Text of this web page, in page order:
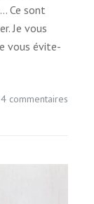
Ce sont
Je vous
vous évi­te­
4 commentairessur